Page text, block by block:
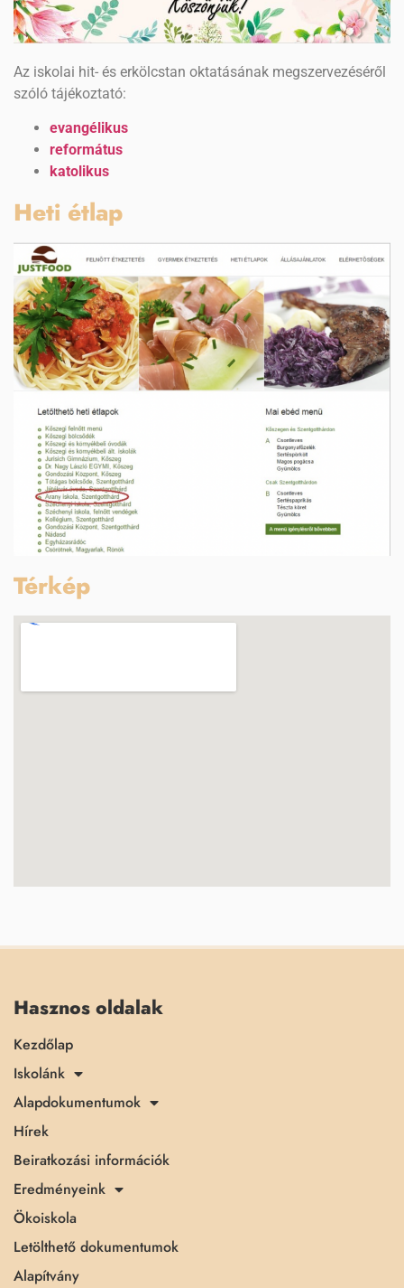
Az iskolai hit- és erkölcstan oktatásának megszervezéséről
szóló tájékoztató:
evangélikus
református
katolikus
Heti étlap
Térkép
Hasznos oldalak
Kezdőlap
Iskolánk
Alapdokumentumok
Hírek
Beiratkozási információk
Eredményeink
Ökoiskola
Letölthető dokumentumok
Alapítvány